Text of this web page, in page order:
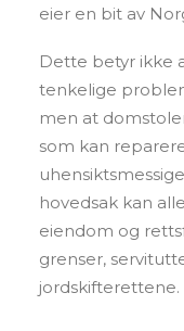
eier en bit av
Dette betyr ikke
tenkelige
men at
som kan
hovedsak kan
eiendom og
grenser,
jordskifterettene.